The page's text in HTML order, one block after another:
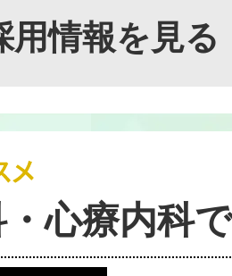
用情報を見る
心療内科